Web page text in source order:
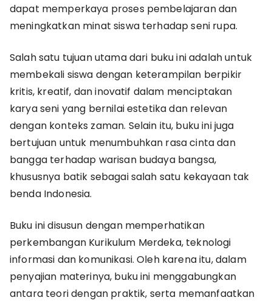
dapat memperkaya proses pembelajaran dan
meningkatkan minat siswa terhadap seni rupa.
Salah satu tujuan utama dari buku ini adalah untuk
membekali siswa dengan keterampilan berpikir
kritis, kreatif, dan inovatif dalam menciptakan
karya seni yang bernilai estetika dan relevan
dengan konteks zaman. Selain itu, buku ini juga
bertujuan untuk menumbuhkan rasa cinta dan
bangga terhadap warisan budaya bangsa,
khususnya batik sebagai salah satu kekayaan tak
benda Indonesia.
Buku ini disusun dengan memperhatikan
perkembangan Kurikulum Merdeka, teknologi
informasi dan komunikasi. Oleh karena itu, dalam
penyajian materinya, buku ini menggabungkan
antara teori dengan praktik, serta memanfaatkan